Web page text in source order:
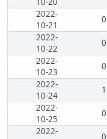
2022-
10-21
0
2022-
10-22
0
2022-
10-23
0
2022-
10-24
1
2022-
10-25
0
2022-
0